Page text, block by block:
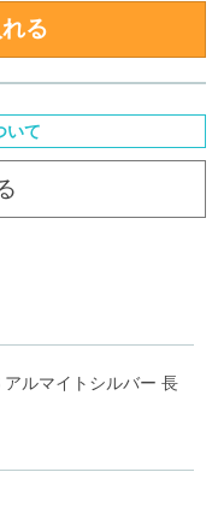
いて
ルマイトシルバー 長